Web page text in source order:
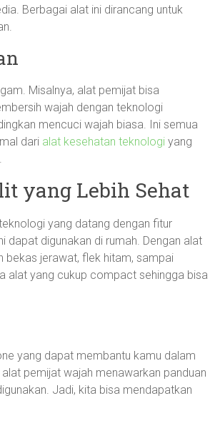
Berbagai alat ini dirancang untuk
Misalnya, alat pemijat bisa
wajah dengan teknologi
mencuci wajah biasa. Ini semua
dari alat kesehatan teknologi yang
yang Lebih Sehat
yang datang dengan fitur
dapat digunakan di rumah. Dengan alat
bekas jerawat, flek hitam, sampai
alat yang cukup compact sehingga bisa
yang dapat membantu kamu dalam
pemijat wajah menawarkan panduan
Jadi, kita bisa mendapatkan